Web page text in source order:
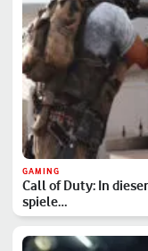
GAMING
Call of Duty: In
spiele…